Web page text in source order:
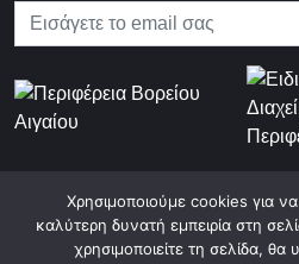
© 2026 Περιφερειακό Παρατηρητήριο
Χρησιμοποιούμε cookies για
καλύτερη δυνατή εμπειρία στη
χρησιμοποιείτε τη σελίδα,